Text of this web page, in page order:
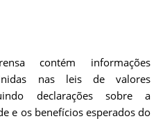
contém informações
nas leis de valores
declarações sobre a
e os benefícios esperados do